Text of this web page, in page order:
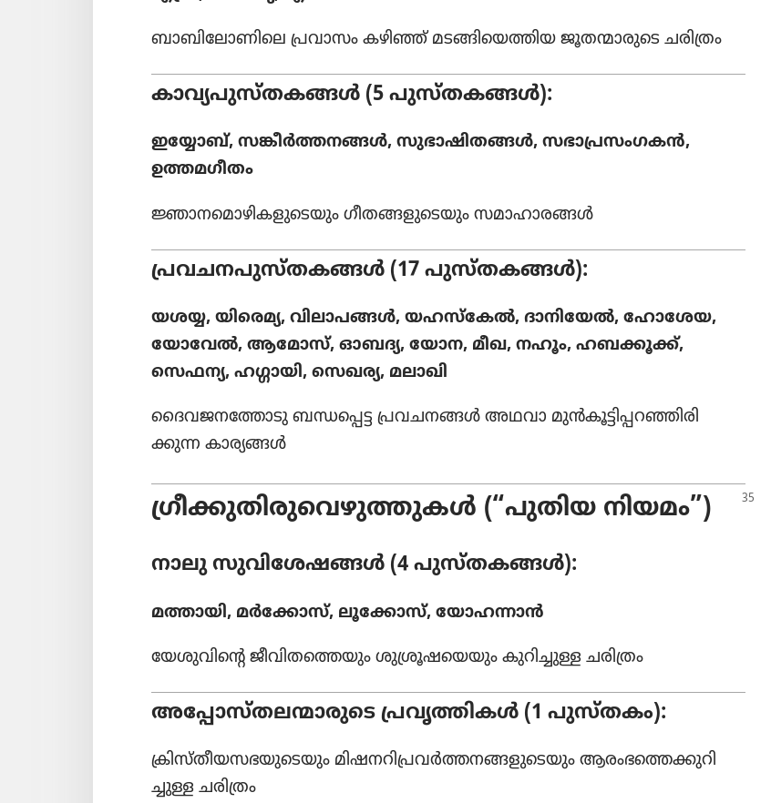
ബാബി​ലോ​ണി​ലെ പ്രവാസം കഴിഞ്ഞ്‌ മടങ്ങി​യെ​ത്തിയ ജൂതന്മാ​രു​ടെ ചരിത്രം
കാവ്യ​പു​സ്‌ത​കങ്ങൾ (5 പുസ്‌ത​കങ്ങൾ):
ഇയ്യോബ്‌, സങ്കീർത്ത​നങ്ങൾ, സുഭാ​ഷി​തങ്ങൾ, സഭാ​പ്ര​സം​ഗകൻ,
ഉത്തമഗീ​തം
ജ്ഞാന​മൊ​ഴി​ക​ളു​ടെ​യും ഗീതങ്ങ​ളു​ടെ​യും സമാഹാ​ര​ങ്ങൾ
പ്രവച​ന​പു​സ്‌ത​കങ്ങൾ (17 പുസ്‌ത​കങ്ങൾ):
യശയ്യ, യിരെമ്യ, വിലാ​പങ്ങൾ, യഹസ്‌കേൽ, ദാനി​യേൽ, ഹോശേയ,
യോവേൽ, ആമോസ്‌, ഓബദ്യ, യോന, മീഖ, നഹൂം, ഹബക്കൂക്ക്‌,
സെഫന്യ, ഹഗ്ഗായി, സെഖര്യ, മലാഖി
ദൈവ​ജ​ന​ത്തോ​ടു ബന്ധപ്പെട്ട പ്രവച​നങ്ങൾ അഥവാ മുൻകൂ​ട്ടി​പ്പ​റ​ഞ്ഞി​രി​
ക്കുന്ന കാര്യങ്ങൾ
ഗ്രീക്കു​തി​രു​വെ​ഴു​ത്തു​കൾ (“പുതിയ നിയമം”)
നാലു സുവി​ശേ​ഷങ്ങൾ (4 പുസ്‌ത​കങ്ങൾ):
മത്തായി, മർക്കോ​സ്‌, ലൂക്കോ​സ്‌, യോഹ​ന്നാൻ
യേശു​വി​ന്റെ ജീവി​ത​ത്തെ​യും ശുശ്രൂ​ഷ​യെ​യും കുറി​ച്ചുള്ള ചരിത്രം
അപ്പോ​സ്‌ത​ല​ന്മാ​രു​ടെ പ്രവൃ​ത്തി​കൾ (1 പുസ്‌തകം):
ക്രിസ്‌തീ​യ​സ​ഭ​യു​ടെ​യും മിഷന​റി​പ്ര​വർത്ത​ന​ങ്ങ​ളു​ടെ​യും ആരംഭ​ത്തെ​ക്കു​റി​
ച്ചുള്ള ചരിത്രം